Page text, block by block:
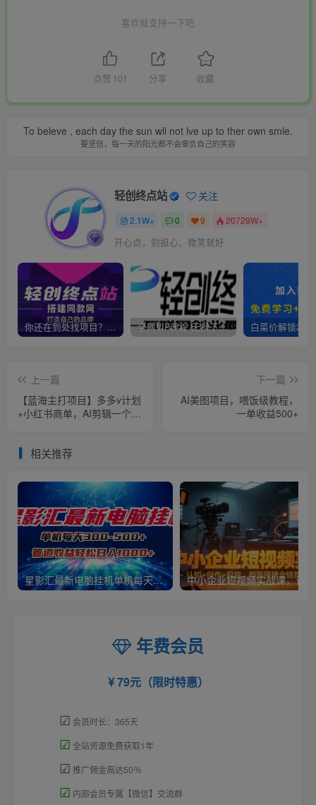
喜欢就支持一下吧
点赞 101 分享 收藏
To beleve , each day the sun wll not lve up to ther own smle.
要坚信，每一天的阳光都不会辜负自己的笑容
轻创终点站 关注
2.1W+ 0 9 20729W+
开心点，别担心，微笑就好
你还在到处找项目？还在当韭菜？我靠卖项目一个月收入5万+，曾经我也是个失败者。 全网VIP课程 无损下载~
上一篇
【蓝海主打项目】多多v计划
+小红书商单，AI剪辑一个视
下一篇
AI美图项目，喂饭级教程，
一单收益500+
相关推荐
星影汇最新电脑挂机单机每天300+团队管道收益轻松日入1000+
年费会员
79元（限时特惠）
☑ 会员时长：365天
☑ 全站资源免费获取1年
☑ 推广佣金高达50％
☑ 内部会员专属【微信】交流群